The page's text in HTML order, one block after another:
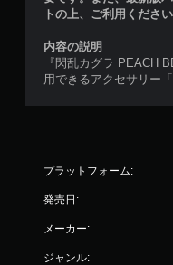
トの上、ご利用ください
内容の説明
『閃乱カグラ PEACH
用できるアクセサリー「
プラットフォーム:
発売日:
メーカー:
ジャンル: